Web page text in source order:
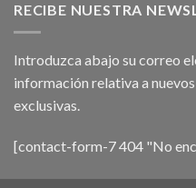
RECIBE NUESTRA
Introduzca abajo su correo
información relativa a
exclusivas.
[contact-form-7 404 "No